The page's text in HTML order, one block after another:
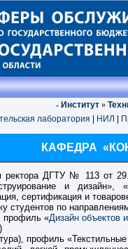
- Институт »
лаборатория НИЛ
КАФЕДРА
ректора ДГТУ № 113 от
и дизайн»,
сертификация и
студентов по
профиль «Дизайн объектов
профиль